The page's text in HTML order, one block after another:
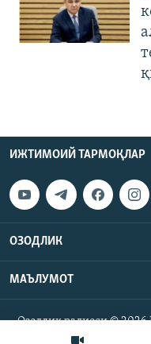
ИЖТИМОИЙ ТАРМОҚЛАР
ОЗОДЛИК
МАЪЛУМОТ
Озодлик радиоси © 2026
ҳимояланган.